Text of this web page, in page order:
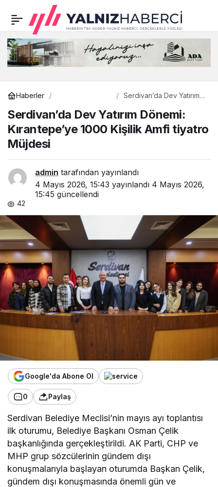
Haberler
Serdivan’da Dev Yatırım
1000 Kişilik Amfi tiyatro
Müjdesi
Serdivan’da Dev Yatırım Dönemi:
Kırantepe’ye 1000 Kişilik Amfi tiyatro
Müjdesi
admin tarafından yayınlandı
4 Mayıs 2026, 15:43 yayınlandı 4 Mayıs 2026,
15:45 güncellendi
42
Google'da Abone Ol
0 Paylaş
Serdivan Belediye Meclisi’nin mayıs ayı toplantısı
ilk oturumu, Belediye Başkanı Osman Çelik
başkanlığında gerçekleştirildi. AK Parti, CHP ve
MHP grup sözcülerinin gündem dışı
konuşmalarıyla başlayan oturumda Başkan Çelik,
gündem dışı konuşmasında önemli gün ve
Genç Katılımlı Proje
Atölyesi’nde kazananlar
belli oldu
0